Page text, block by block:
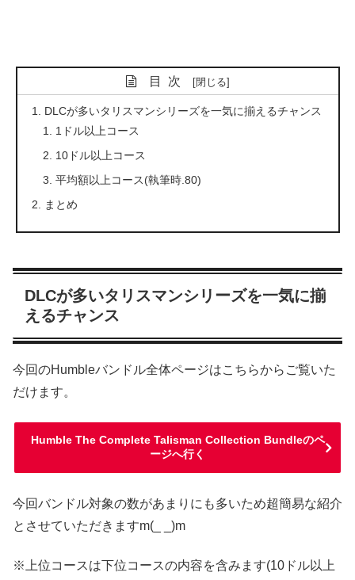
目次
DLCが多いタリスマンシリーズを一気に揃えるチャンス
1ドル以上コース
10ドル以上コース
平均額以上コース(執筆時.80)
まとめ
DLCが多いタリスマンシリーズを一気に揃
えるチャンス
今回のHumbleバンドル全体ページはこちらからご覧いた
だけます。
Humble The Complete Talisman Collection Bundleのペ
ージへ行く
今回バンドル対象の数があまりにも多いため超簡易な紹介
とさせていただきますm(_ _)m
※上位コースは下位コースの内容を含みます(10ドル以上